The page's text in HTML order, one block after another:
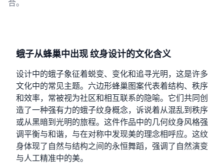
合。
蛾子从蜂巢中出现 纹身设计的文化含义
设计中的蛾子象征着蜕变、变化和追寻光明，这是许多
文化中的常见主题。六边形蜂巢图案代表着结构、秩序
和效率，常被视为社区和相互联系的隐喻。它们共同创
造了一种强有力的蛾子纹身概念，诉说着从混乱到秩序
或从黑暗到光明的旅程。这件作品中的几何纹身风格强
调平衡与和谐，与在对称中发现美的理念相呼应。这纹
身体现了自然与结构之间的永恒舞蹈，强调了自然演变
与人工精准中的美。